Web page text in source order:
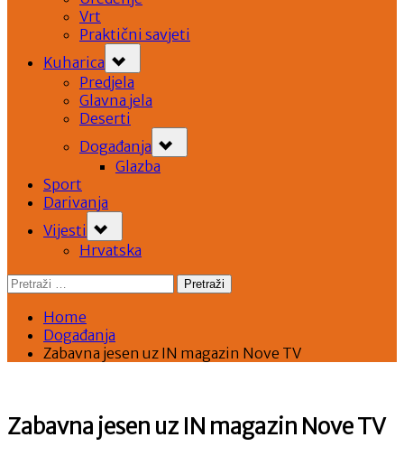
Vrt
Praktični savjeti
Kuharica
sub-
menu
Predjela
Glavna jela
Deserti
Događanja
sub-
menu
Glazba
Sport
Darivanja
Vijesti
sub-
menu
Hrvatska
Pretraži:
Home
Događanja
Zabavna jesen uz IN magazin Nove TV
Zabavna jesen uz IN magazin Nove TV